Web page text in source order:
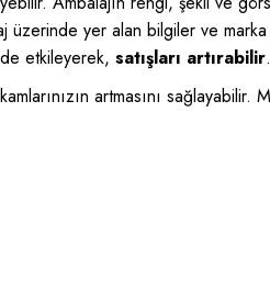
yer alan bilgiler ve
etkileyerek, satışları artırabilir.
artmasını